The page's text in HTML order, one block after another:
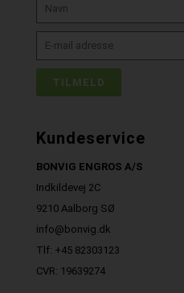
Kundeservice
BONVIG ENGROS A/S
Indkildevej 2C
9210 Aalborg SØ
info@bonvig.dk
Tlf: +45 82303123
CVR: 19639274